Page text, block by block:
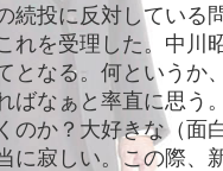
続投に反対している
れを受理した。中川
となる。何というか
ばなぁと率直に思う
のか？大好きな（面
に寂しい。この際、